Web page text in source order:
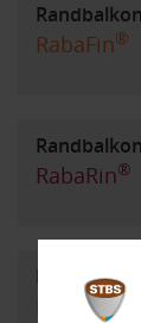
RabaFin®
RabaRin®
HydraDrain